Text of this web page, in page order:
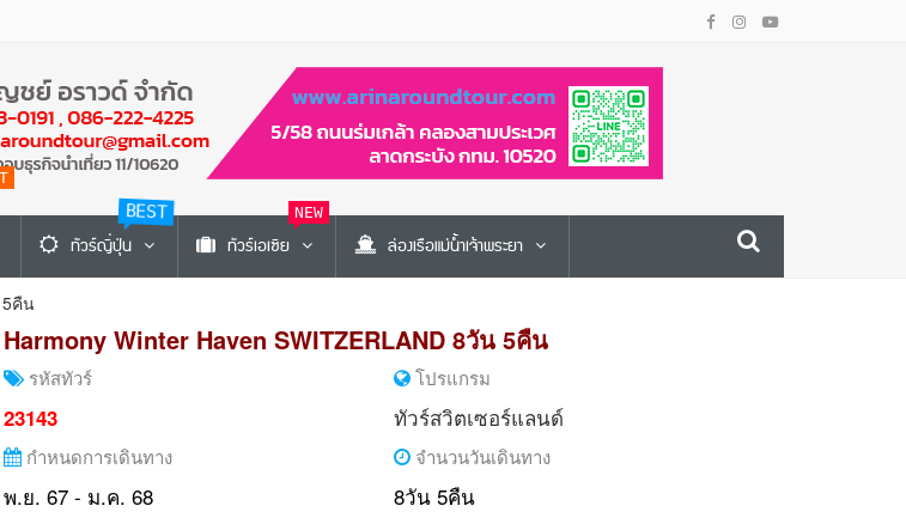
ทัวร์ญี่ปุ่น
BEST
ทัวร์เอเซีย
NEW
ล่องเรือแม่น้ำเจ้าพระยา
5คืน
Harmony Winter Haven SWITZERLAND 8วัน 5คืน
รหัสทัวร์
23143
โปรแกรม
ทัวร์สวิตเซอร์แลนด์
กำหนดการเดินทาง
พ.ย. 67 - ม.ค. 68
จำนวนวันเดินทาง
8วัน 5คืน